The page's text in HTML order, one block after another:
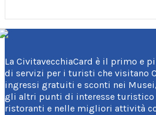
La CivitavecchiaCard è il primo e
di servizi per i turisti che visitano
ingressi gratuiti e sconti nei
gli altri punti di interesse turistico
ristoranti e nelle migliori attività